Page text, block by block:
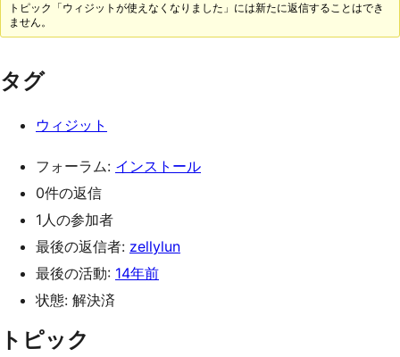
トピック「ウィジットが使えなくなりました」には新たに返信することはでき
ません。
タグ
ウィジット
フォーラム: インストール
0件の返信
1人の参加者
最後の返信者: zellylun
最後の活動: 14年前
状態: 解決済
トピック